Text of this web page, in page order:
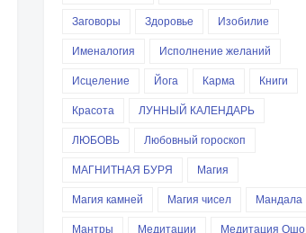
Заговоры
Здоровье
Изобилие
Именалогия
Исполнение желаний
Исцеление
Йога Карма
Книги
Красота
ЛУННЫЙ КАЛЕНДАРЬ
ЛЮБОВЬ
Любовный гороскоп
МАГНИТНАЯ БУРЯ
Магия
Магия камней
Магия чисел
Мандала
Мантры
Медитации
Медитация Ошо